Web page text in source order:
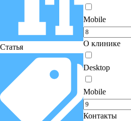
Статья
Mobile
О клинике
Desktop
Mobile
Контакты